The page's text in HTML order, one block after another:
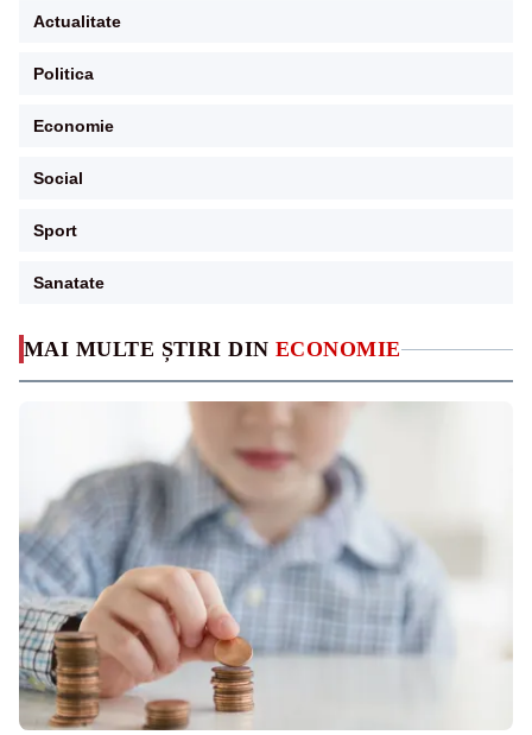
MAI MULTE ȘTIRI DIN ECONOMIE
Actualitate
Politica
Economie
Social
Sport
Sanatate